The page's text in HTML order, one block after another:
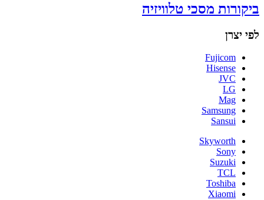
ביקורות מסכי טלוויזיה
לפי יצרן
Fujicom
Hisense
JVC
LG
Mag
Samsung
Sansui
Skyworth
Sony
Suzuki
TCL
Toshiba
Xiaomi